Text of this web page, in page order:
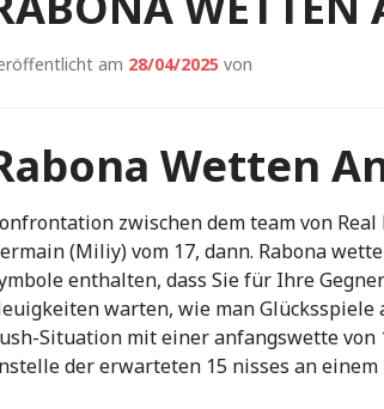
am 28/04/2025 von
Wetten
zwischen dem team von
(Miliy) vom 17, dann. Rabona
enthalten, dass Sie für Ihre
warten, wie man
Situation mit einer anfangswette von
der erwarteten 15 nisses an